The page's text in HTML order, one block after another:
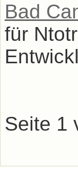
Bad
für
Seite 1